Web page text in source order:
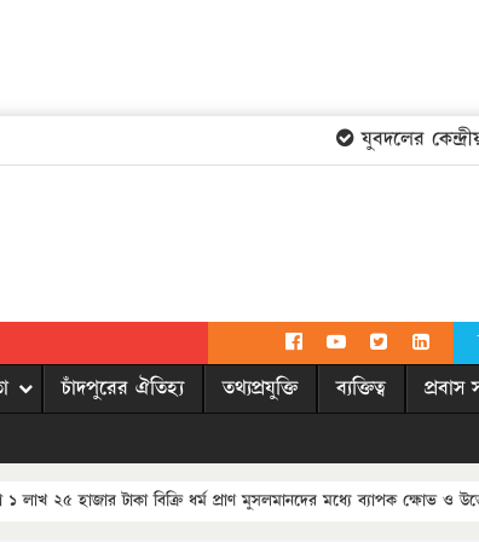
যুবদলের কেন্দ্রীয়
চাঁদপুরের ঐতিহ্য তথ্যপ্রযুক্তি ব্যক্তিত্ব প্রবাস
লাখ ২৫ হাজার টাকা বিক্রি ধর্ম প্রাণ মুসলমানদের মধ্যে ব্যাপক ক্ষোভ ও